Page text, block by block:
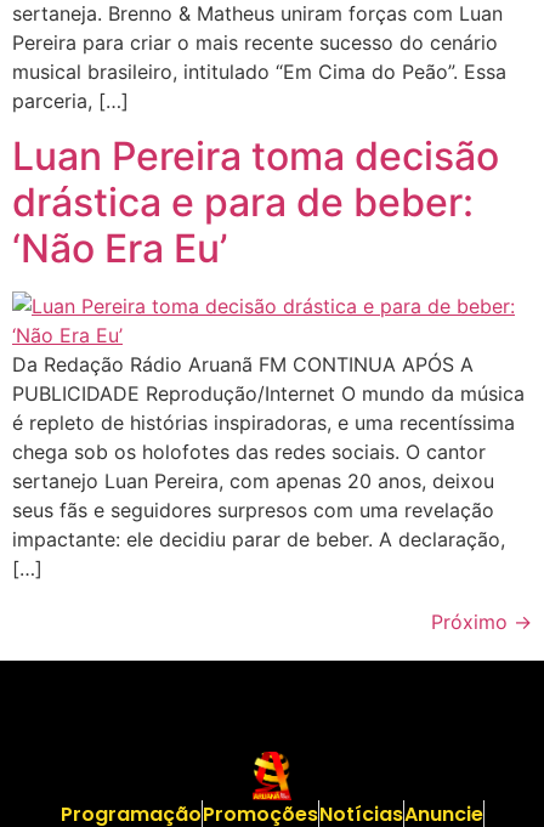
sertaneja. Brenno & Matheus uniram forças com Luan
Pereira para criar o mais recente sucesso do cenário
musical brasileiro, intitulado “Em Cima do Peão”. Essa
parceria, […]
Luan Pereira toma decisão
drástica e para de beber:
‘Não Era Eu’
Da Redação Rádio Aruanã FM CONTINUA APÓS A
PUBLICIDADE Reprodução/Internet O mundo da música
é repleto de histórias inspiradoras, e uma recentíssima
chega sob os holofotes das redes sociais. O cantor
sertanejo Luan Pereira, com apenas 20 anos, deixou
seus fãs e seguidores surpresos com uma revelação
impactante: ele decidiu parar de beber. A declaração,
[…]
Próximo →
ProgramaçãoPromoçõesNotíciasAnuncie